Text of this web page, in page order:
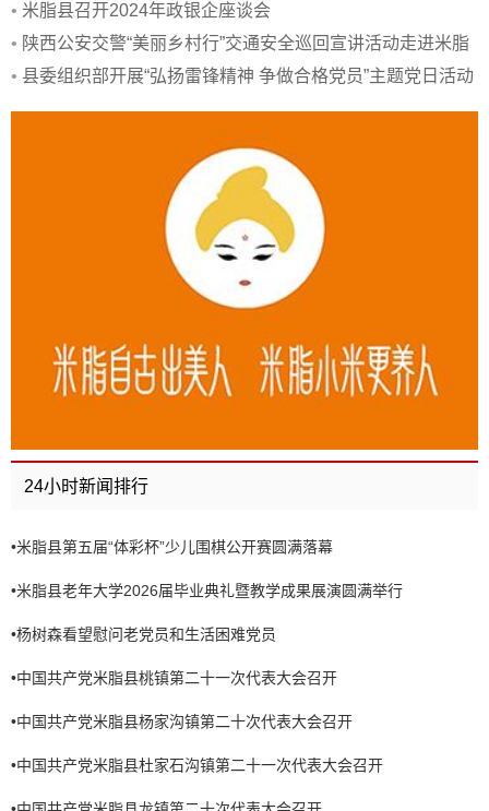
• 米脂县召开2024年政银企座谈会
• 陕西公安交警“美丽乡村行”交通安全巡回宣讲活动走进米脂
县
• 县委组织部开展“弘扬雷锋精神 争做合格党员”主题党日活动
24小时新闻排行
•米脂县第五届“体彩杯”少儿围棋公开赛圆满落幕
•米脂县老年大学2026届毕业典礼暨教学成果展演圆满举行
•杨树森看望慰问老党员和生活困难党员
•中国共产党米脂县桃镇第二十一次代表大会召开
•中国共产党米脂县杨家沟镇第二十次代表大会召开
•中国共产党米脂县杜家石沟镇第二十一次代表大会召开